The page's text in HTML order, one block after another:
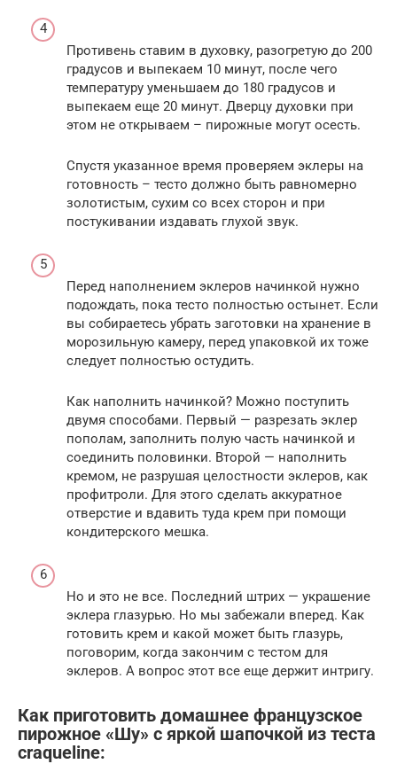
Противень ставим в духовку, разогретую до 200
градусов и выпекаем 10 минут, после чего
температуру уменьшаем до 180 градусов и
выпекаем еще 20 минут. Дверцу духовки при
этом не открываем – пирожные могут осесть.
Спустя указанное время проверяем эклеры на
готовность – тесто должно быть равномерно
золотистым, сухим со всех сторон и при
постукивании издавать глухой звук.
Перед наполнением эклеров начинкой нужно
подождать, пока тесто полностью остынет. Если
вы собираетесь убрать заготовки на хранение в
морозильную камеру, перед упаковкой их тоже
следует полностью остудить.
Как наполнить начинкой? Можно поступить
двумя способами. Первый — разрезать эклер
пополам, заполнить полую часть начинкой и
соединить половинки. Второй — наполнить
кремом, не разрушая целостности эклеров, как
профитроли. Для этого сделать аккуратное
отверстие и вдавить туда крем при помощи
кондитерского мешка.
Но и это не все. Последний штрих — украшение
эклера глазурью. Но мы забежали вперед. Как
готовить крем и какой может быть глазурь,
поговорим, когда закончим с тестом для
эклеров. А вопрос этот все еще держит интригу.
Как приготовить домашнее французское
пирожное «Шу» с яркой шапочкой из теста
craqueline: